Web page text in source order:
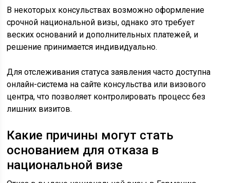
В некоторых консульствах возможно оформление
срочной национальной визы, однако это требует
веских оснований и дополнительных платежей, и
решение принимается индивидуально.
Для отслеживания статуса заявления часто доступна
онлайн-система на сайте консульства или визового
центра, что позволяет контролировать процесс без
лишних визитов.
Какие причины могут стать
основанием для отказа в
национальной визе